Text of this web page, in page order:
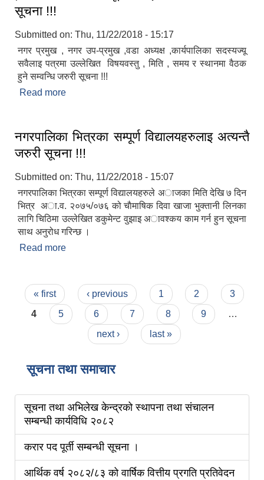
सूचना !!!
Submitted on: Thu, 11/22/2018 - 15:17
नगर प्रमुख , नगर उप-प्रमुख ,वडा अध्यक्ष ,कार्यपालिका सदस्यज्यू
सवैलाइ पत्रमा उल्लेखित विषयवस्तु , मिति , समय र स्थानमा वैठक
हुने सम्वन्धि जरुरी सूचना !!!
Read more
नगरपालिका भित्रका सम्पूर्ण विद्यालयहरुलाइ अत्यन्तै
जरुरी सूचना !!!
Submitted on: Thu, 11/22/2018 - 15:07
नगरपालिका भित्रका सम्पूर्ण विद्यालयहरुले अाजका मिति देखि ७ दिन
भित्र अा.व. २०७५/०७६ को चाैमाषिक दिवा खाजा भुक्तानी लिनका
लागि चिठिमा उल्लेखित डकुमेन्ट वुझाइ अावश्कय काम गर्न हुन सूचना
साथ अनुरोध गरिन्छ ।
Read more
Pages
« first ‹ previous 1 2
3
4
5 6 7 8 9
…
next ›
last »
सूचना तथा समाचार
सूचना तथा अभिलेख केन्द्रको स्थापना तथा संचालन
सम्बन्धी कार्यविधि २०८२
करार पद पूर्ती सम्बन्धी सूचना ।
आर्थिक वर्ष २०८२/८३ को वार्षिक वित्तीय प्रगति प्रतिवेदन